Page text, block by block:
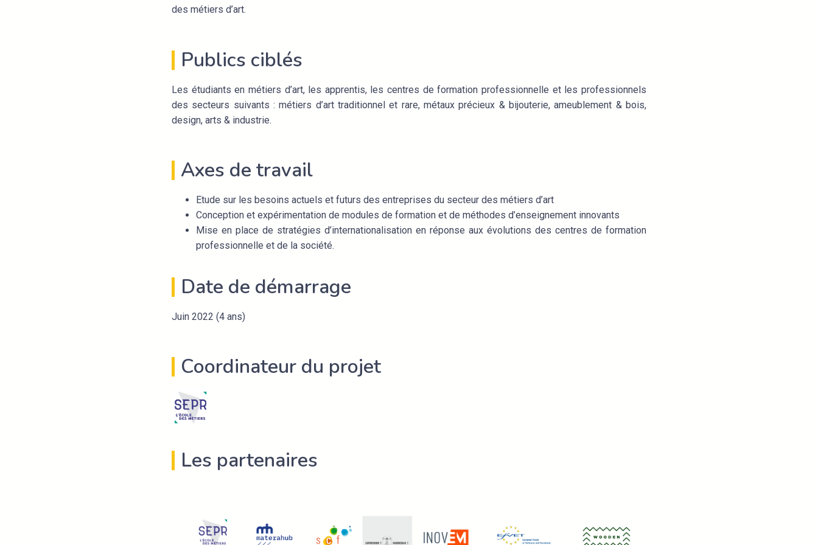
des métiers d’art.
Publics ciblés
Les étudiants en métiers d’art, les apprentis, les centres de formation professionnelle et les professionnels
des secteurs suivants : métiers d’art traditionnel et rare, métaux précieux & bijouterie, ameublement & bois,
design, arts & industrie.
Axes de travail
Etude sur les besoins actuels et futurs des entreprises du secteur des métiers d’art
Conception et expérimentation de modules de formation et de méthodes d’enseignement innovants
Mise en place de stratégies d’internationalisation en réponse aux évolutions des centres de formation
professionnelle et de la société.
Date de démarrage
Juin 2022 (4 ans)
Coordinateur du projet
Les partenaires